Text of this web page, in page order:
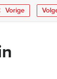
Vorige